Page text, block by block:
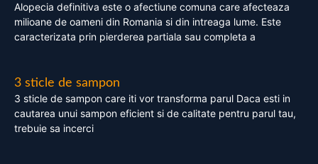
Alopecia definitiva este o afectiune comuna care afecteaza
milioane de oameni din Romania si din intreaga lume. Este
caracterizata prin pierderea partiala sau completa a
3 sticle de sampon
3 sticle de sampon care iti vor transforma parul Daca esti in
cautarea unui sampon eficient si de calitate pentru parul tau,
trebuie sa incerci